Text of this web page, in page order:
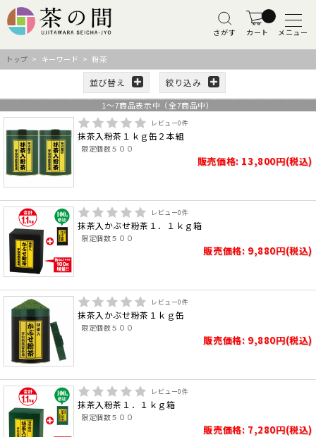
さがす カート メニュー
トップ > キーワード > 粉茶
並び替え 絞り込み
1 ～7商品表示中（全7商品中）
レビュー0件
抹茶入粉茶１ｋｇ缶２本組
限定個数５００
販売価格: 13,800円(税込)
レビュー0件
抹茶入かぶせ粉茶１．１ｋｇ箱
限定個数５００
販売価格: 9,880円(税込)
レビュー0件
抹茶入かぶせ粉茶１ｋｇ缶
限定個数５００
販売価格: 9,880円(税込)
レビュー0件
抹茶入粉茶１．１ｋｇ箱
限定個数５００
販売価格: 7,280円(税込)